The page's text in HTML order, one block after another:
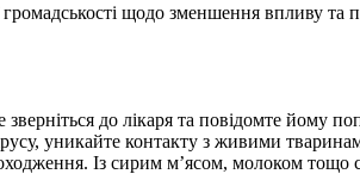
щодо зменшення впливу та
до лікаря та повідомте йому
уникайте контакту з живими
Із сирим м’ясом, молоком тощо